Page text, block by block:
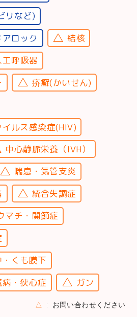
リなど)
ロック
結核
工呼吸器
疥癬(かいせん)
ルス感染症(HIV)
中心静脈栄養（IVH）
喘息・気管支炎
統合失調症
マチ・関節症
くも膜下
・狭心症
ガン
△ お問い合わせください